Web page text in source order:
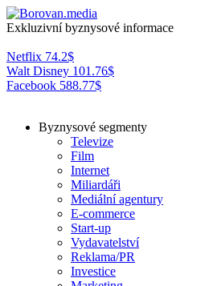
Exkluzivní byznysové informace
Netflix 74.2$
Walt Disney 101.76$
Facebook 588.77$
Byznysové segmenty
Televize
Film
Internet
Miliardáři
Mediální agentury
E-commerce
Start-up
Vydavatelství
Reklama/PR
Investice